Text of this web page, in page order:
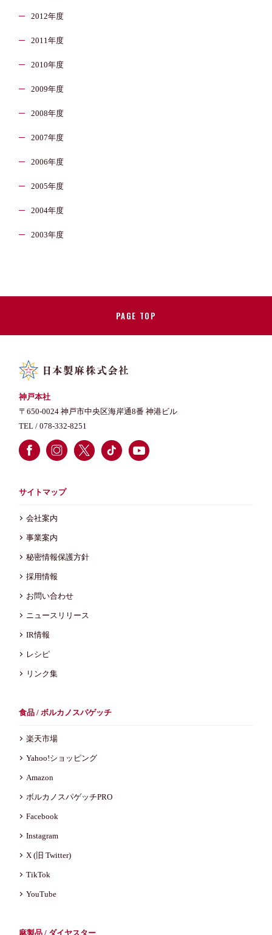
2012年度
2011年度
2010年度
2009年度
2008年度
2007年度
2006年度
2005年度
2004年度
2003年度
PAGE TOP
神戸本社
〒650-0024 神戸市中央区海岸通8番 神港ビル
TEL /078-332-8251
サイトマップ
会社案内
事業案内
秘密情報保護方針
採用情報
お問い合わせ
ニュースリリース
IR情報
レシピ
リンク集
食品 / ボルカノスパゲッチ
楽天市場
Yahoo!ショッピング
Amazon
ボルカノスパゲッチPRO
Facebook
Instagram
X (旧 Twitter)
TikTok
YouTube
麻製品 / ダイヤスター